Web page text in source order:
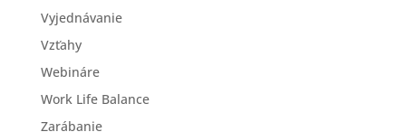
Vyjednávanie
Vzťahy
Webináre
Work Life Balance
Zarábanie